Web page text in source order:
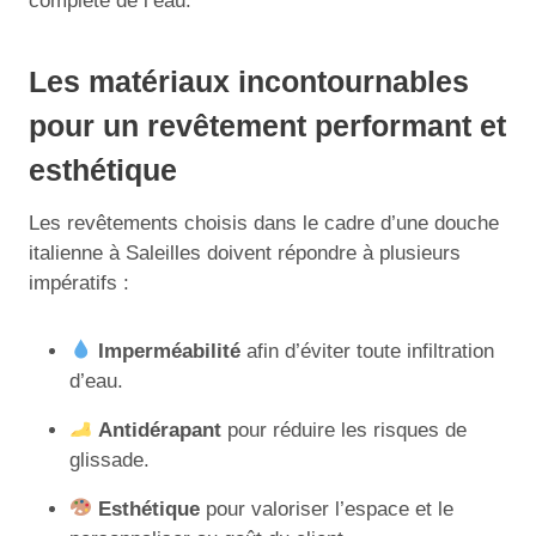
Les matériaux incontournables
pour un revêtement performant et
esthétique
Les revêtements choisis dans le cadre d’une douche
italienne à Saleilles doivent répondre à plusieurs
impératifs :
Imperméabilité afin d’éviter toute infiltration
d’eau.
Antidérapant pour réduire les risques de
glissade.
Esthétique pour valoriser l’espace et le